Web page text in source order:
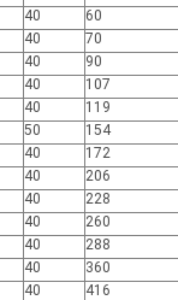
40
60
40
70
40
90
40
107
40
119
50
154
40
172
40
206
40
228
40
260
40
288
40
360
40
416